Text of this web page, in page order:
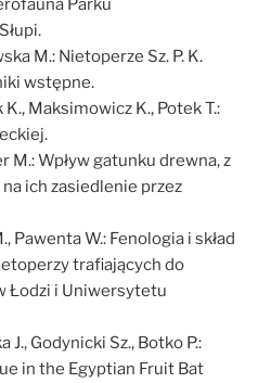
Parku
M.: Nietoperze Sz. P. K.
wstępne.
K., Maksimowicz K., Potek T.:
M.: Wpływ gatunku drewna, z
ich zasiedlenie przez
Pawenta W.: Fenologia i skład
trafiających do
Łodzi i Uniwersytetu
J., Godynicki Sz., Botko P.:
in the Egyptian Fruit Bat